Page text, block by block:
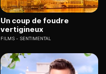
Un coup de foudre
vertigineux
FILMS SENTIMENTAL